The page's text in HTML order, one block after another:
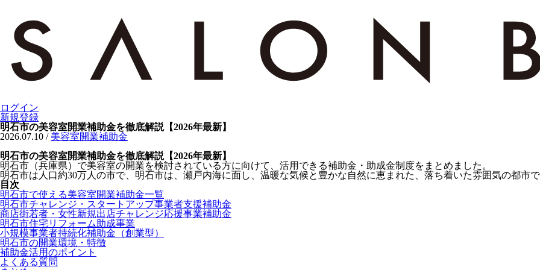
ログイン
新規登録
明石市の美容室開業補助金を徹底解説【2026年最新】
2026.07.10 / 美容室開業補助金
明石市の美容室開業補助金を徹底解説【2026年最新】
明石市（兵庫県）で美容室の開業を検討されている方に向けて、活用できる補助金・助成金制度をまとめました。
明石市は人口約30万人の市で、明石市は、瀬戸内海に面し、温暖な気候と豊かな自然に恵まれた、落ち着いた雰囲気の都市
目次
明石市で使える美容室開業補助金一覧
明石市チャレンジ・スタートアップ事業者支援補助金
商店街若者・女性新規出店チャレンジ応援事業補助金
明石市住宅リフォーム助成事業
小規模事業者持続化補助金（創業型）
明石市の開業環境・特徴
補助金活用のポイント
よくある質問